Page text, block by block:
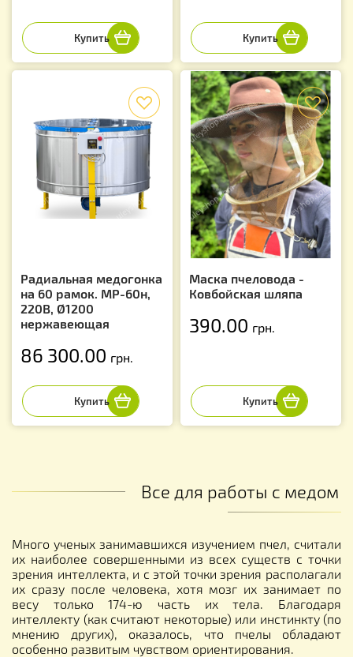
Радиальная медогонка
на 60 рамок. МР-60н,
220В, Ø1200
нержавеющая
86 300.00 грн.
Маска пчеловода -
Ковбойская шляпа
390.00 грн.
Все для работы с медом
Много ученых занимавшихся изучением пчел, считали
их наиболее совершенными из всех существ с точки
зрения интеллекта, и с этой точки зрения располагали
их сразу после человека, хотя мозг их занимает по
весу только 174-ю часть их тела. Благодаря
интеллекту (как считают некоторые) или инстинкту (по
мнению других), оказалось, что пчелы обладают
особенно развитым чувством ориентирования.